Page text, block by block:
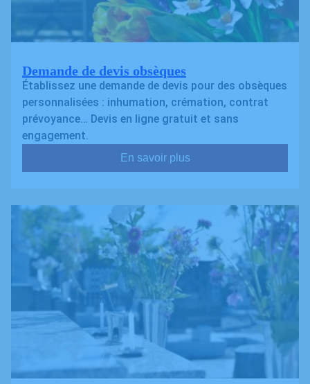
Demande de devis obsèques
Établissez une demande de devis pour des obsèques
personnalisées : inhumation, crémation, contrat
prévoyance… Devis en ligne gratuit et sans
engagement.
En savoir plus